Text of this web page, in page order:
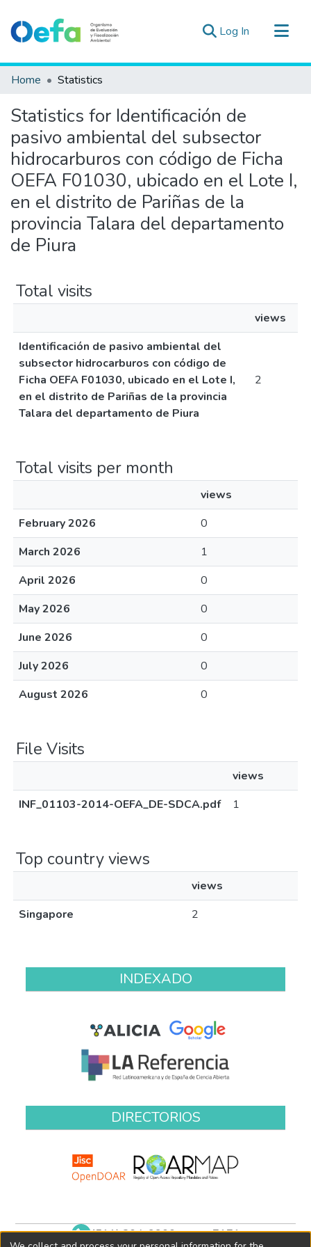
Log In (current)
Communities & Collections
Estad. Externas
Guias ▾
Home Statistics
Statistics for Identificación de
pasivo ambiental del subsector
hidrocarburos con código de Ficha
OEFA F01030, ubicado en el Lote I,
en el distrito de Pariñas de la
provincia Talara del departamento
de Piura
Total visits
views
Identificación de pasivo ambiental del
subsector hidrocarburos con código de
Ficha OEFA F01030, ubicado en el Lote I,
en el distrito de Pariñas de la provincia
Talara del departamento de Piura
2
Total visits per month
views
February 2026
0
March 2026
1
April 2026
0
May 2026
0
June 2026
0
July 2026
0
August 2026
0
File Visits
views
INF_01103-2014-OEFA_DE-SDCA.pdf
1
Top country views
views
Singapore
2
INDEXADO
DIRECTORIOS
(511) 204-9900 anexo 7171